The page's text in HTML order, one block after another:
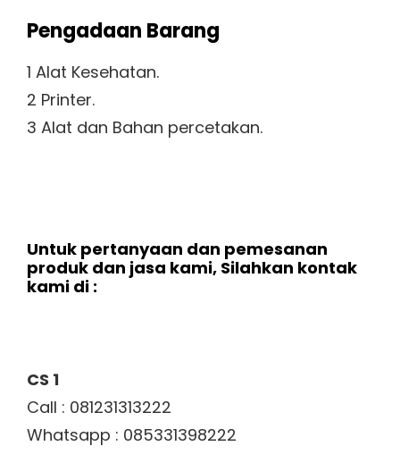
Pengadaan Barang
1 Alat Kesehatan.
2 Printer.
3 Alat dan Bahan percetakan.
Untuk pertanyaan dan pemesanan
produk dan jasa kami, Silahkan kontak
kami di :
CS 1
Call : 081231313222
Whatsapp : 085331398222